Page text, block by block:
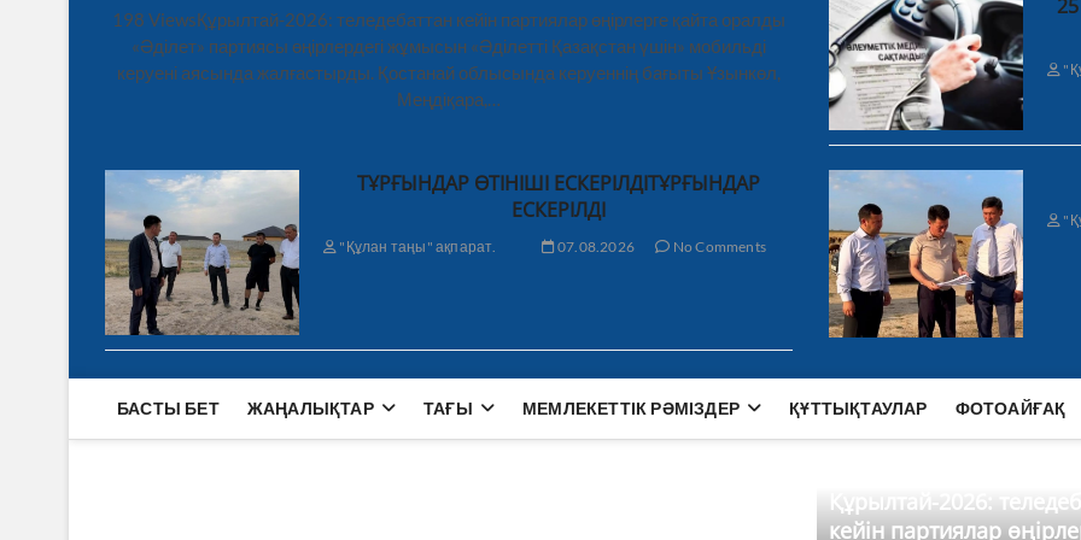
198 ViewsҚұрылтай-2026: теледебаттан кейін партиялар өңірлерге қайта оралды
«Әділет» партиясы өңірлердегі жұмысын «Әділетті Қазақстан үшін» мобильді
керуені аясында жалғастырды. Қостанай облысында керуеннің бағыты Ұзынкөл,
Меңдіқара,…
ТҰРҒЫНДАР ӨТІНІШІ ЕСКЕРІЛДІТҰРҒЫНДАР
ЕСКЕРІЛДІ
"Құлан таңы" ақпарат. 07.08.2026 No Comments
БАСТЫ БЕТ ЖАҢАЛЫҚТАР ТАҒЫ МЕМЛЕКЕТТІК РӘМІЗДЕР ҚҰТТЫҚТАУЛАР ФОТОАЙҒАҚ
Құрылтай-2026:
кейін партиялар